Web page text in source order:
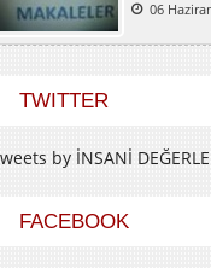
TWITTER
Tweets by İNSANİ DEĞERLER
FACEBOOK